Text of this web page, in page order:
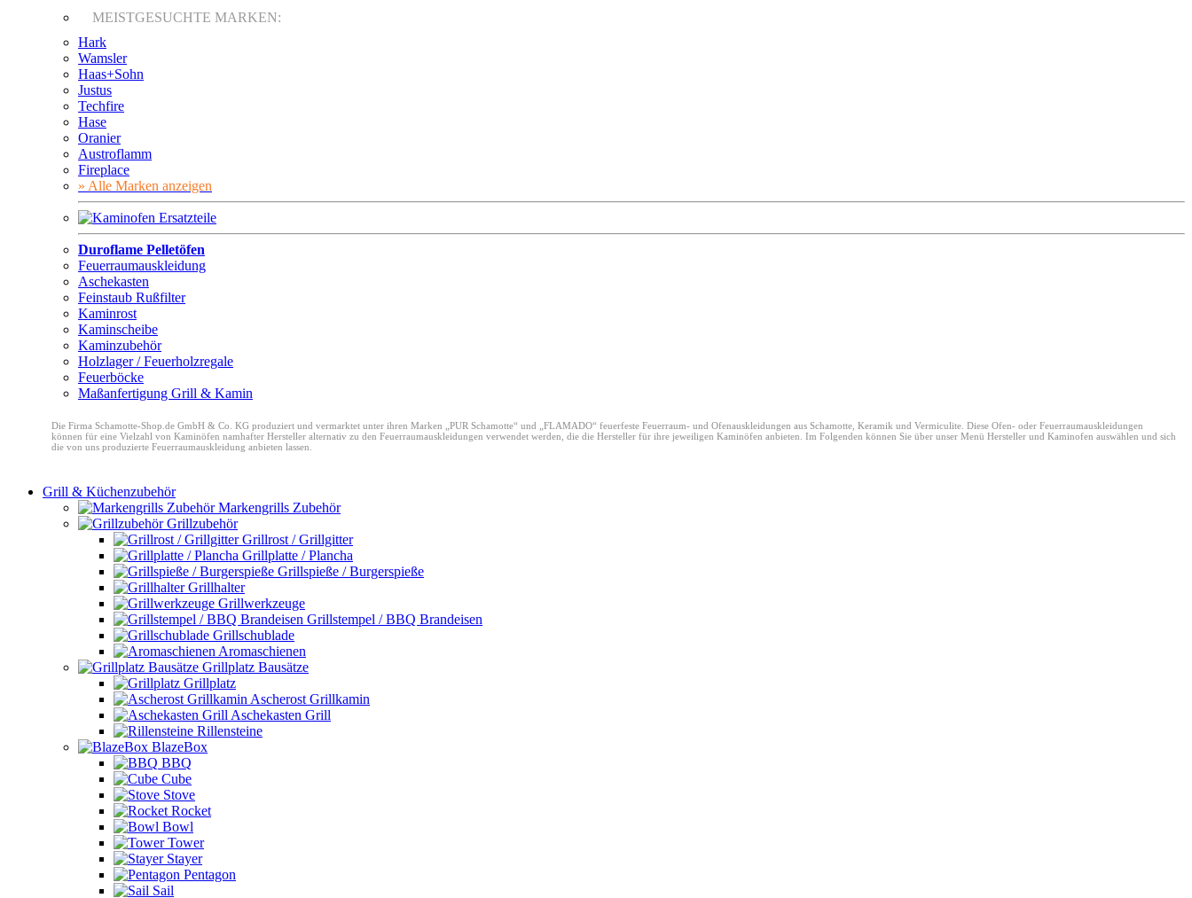
MEISTGESUCHTE MARKEN:
Hark
Wamsler
Haas+Sohn
Justus
Techfire
Hase
Oranier
Austroflamm
Fireplace
» Alle Marken anzeigen
Duroflame Pelletöfen
Feuerraumauskleidung
Aschekasten
Feinstaub Rußfilter
Kaminrost
Kaminscheibe
Kaminzubehör
Holzlager / Feuerholzregale
Feuerböcke
Maßanfertigung Grill & Kamin
Die Firma Schamotte-Shop.de GmbH & Co. KG produziert und vermarktet unter ihren Marken „PUR Schamotte“ und „FLAMADO“ feuerfeste Feuerraum- und Ofenauskleidungen aus Schamotte, Keramik und Vermiculite. Diese Ofen- oder Feuerraumauskleidungen
können für eine Vielzahl von Kaminöfen namhafter Hersteller alternativ zu den Feuerraumauskleidungen verwendet werden, die die Hersteller für ihre jeweiligen Kaminöfen anbieten. Im Folgenden können Sie über unser Menü Hersteller und Kaminofen auswählen und sich
die von uns produzierte Feuerraumauskleidung anbieten lassen.
Grill & Küchenzubehör
Markengrills Zubehör
Grillzubehör
Grillrost / Grillgitter
Grillplatte / Plancha
Grillspieße / Burgerspieße
Grillhalter
Grillwerkzeuge
Grillstempel / BBQ Brandeisen
Grillschublade
Aromaschienen
Grillplatz Bausätze
Grillplatz
Ascherost Grillkamin
Aschekasten Grill
Rillensteine
BlazeBox
BBQ
Cube
Stove
Rocket
Bowl
Tower
Stayer
Pentagon
Sail